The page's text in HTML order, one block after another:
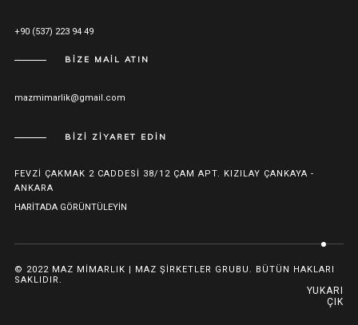
+90 (537) 223 94 49
BİZE MAİL ATIN
mazmimarlik@gmail.com
BİZİ ZİYARET EDİN
FEVZİ ÇAKMAK 2 CADDESİ 38/12 ÇAM APT. KIZILAY ÇANKAYA -
ANKARA
HARİTADA GÖRÜNTÜLEYİN
© 2022 MAZ MİMARLIK | MAZ ŞİRKETLER GRUBU. BÜTÜN HAKLARI
SAKLIDIR.
YUKARI
ÇIK